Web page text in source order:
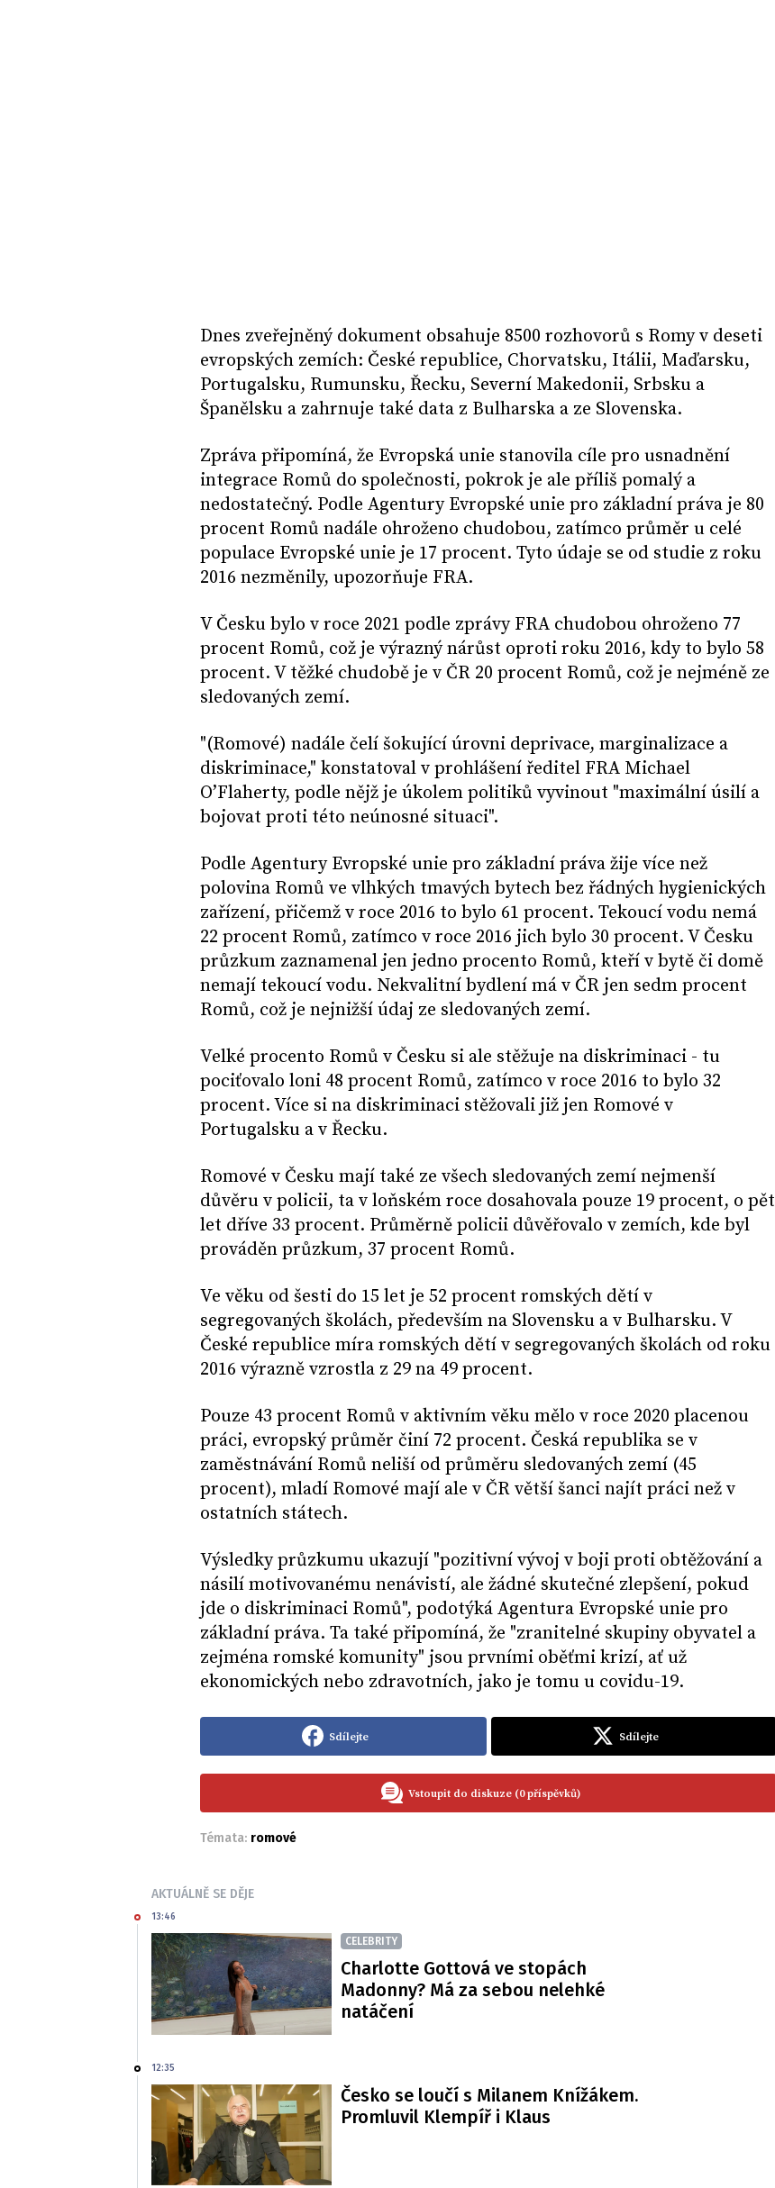
Dnes zveřejněný dokument obsahuje 8500 rozhovorů s Romy v deseti
evropských zemích: České republice, Chorvatsku, Itálii, Maďarsku,
Portugalsku, Rumunsku, Řecku, Severní Makedonii, Srbsku a
Španělsku a zahrnuje také data z Bulharska a ze Slovenska.
Zpráva připomíná, že Evropská unie stanovila cíle pro usnadnění
integrace Romů do společnosti, pokrok je ale příliš pomalý a
nedostatečný. Podle Agentury Evropské unie pro základní práva je 80
procent Romů nadále ohroženo chudobou, zatímco průměr u celé
populace Evropské unie je 17 procent. Tyto údaje se od studie z roku
2016 nezměnily, upozorňuje FRA.
V Česku bylo v roce 2021 podle zprávy FRA chudobou ohroženo 77
procent Romů, což je výrazný nárůst oproti roku 2016, kdy to bylo 58
procent. V těžké chudobě je v ČR 20 procent Romů, což je nejméně ze
sledovaných zemí.
"(Romové) nadále čelí šokující úrovni deprivace, marginalizace a
diskriminace," konstatoval v prohlášení ředitel FRA Michael
O’Flaherty, podle nějž je úkolem politiků vyvinout "maximální úsilí a
bojovat proti této neúnosné situaci".
Podle Agentury Evropské unie pro základní práva žije více než
polovina Romů ve vlhkých tmavých bytech bez řádných hygienických
zařízení, přičemž v roce 2016 to bylo 61 procent. Tekoucí vodu nemá
22 procent Romů, zatímco v roce 2016 jich bylo 30 procent. V Česku
průzkum zaznamenal jen jedno procento Romů, kteří v bytě či domě
nemají tekoucí vodu. Nekvalitní bydlení má v ČR jen sedm procent
Romů, což je nejnižší údaj ze sledovaných zemí.
Velké procento Romů v Česku si ale stěžuje na diskriminaci - tu
pociťovalo loni 48 procent Romů, zatímco v roce 2016 to bylo 32
procent. Více si na diskriminaci stěžovali již jen Romové v
Portugalsku a v Řecku.
Romové v Česku mají také ze všech sledovaných zemí nejmenší
důvěru v policii, ta v loňském roce dosahovala pouze 19 procent, o pět
let dříve 33 procent. Průměrně policii důvěřovalo v zemích, kde byl
prováděn průzkum, 37 procent Romů.
Ve věku od šesti do 15 let je 52 procent romských dětí v
segregovaných školách, především na Slovensku a v Bulharsku. V
České republice míra romských dětí v segregovaných školách od roku
2016 výrazně vzrostla z 29 na 49 procent.
Pouze 43 procent Romů v aktivním věku mělo v roce 2020 placenou
práci, evropský průměr činí 72 procent. Česká republika se v
zaměstnávání Romů neliší od průměru sledovaných zemí (45
procent), mladí Romové mají ale v ČR větší šanci najít práci než v
ostatních státech.
Výsledky průzkumu ukazují "pozitivní vývoj v boji proti obtěžování a
násilí motivovanému nenávistí, ale žádné skutečné zlepšení, pokud
jde o diskriminaci Romů", podotýká Agentura Evropské unie pro
základní práva. Ta také připomíná, že "zranitelné skupiny obyvatel a
zejména romské komunity" jsou prvními oběťmi krizí, ať už
ekonomických nebo zdravotních, jako je tomu u covidu-19.
Sdílejte Sdílejte
Vstoupit do diskuze (0 příspěvků)
Témata: romové
AKTUÁLNĚ SE DĚJE
13:46
CELEBRITY
Charlotte Gottová ve stopách
Madonny? Má za sebou nelehké
natáčení
12:35
Česko se loučí s Milanem Knížákem.
Promluvil Klempíř i Klaus